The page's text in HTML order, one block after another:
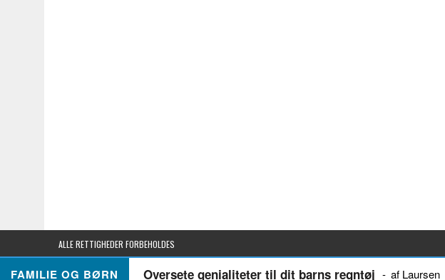
ALLE RETTIGHEDER FORBEHOLDES
FAMILIE OG BØRN Oversete genialiteter til dit barns regntøj af Laursen